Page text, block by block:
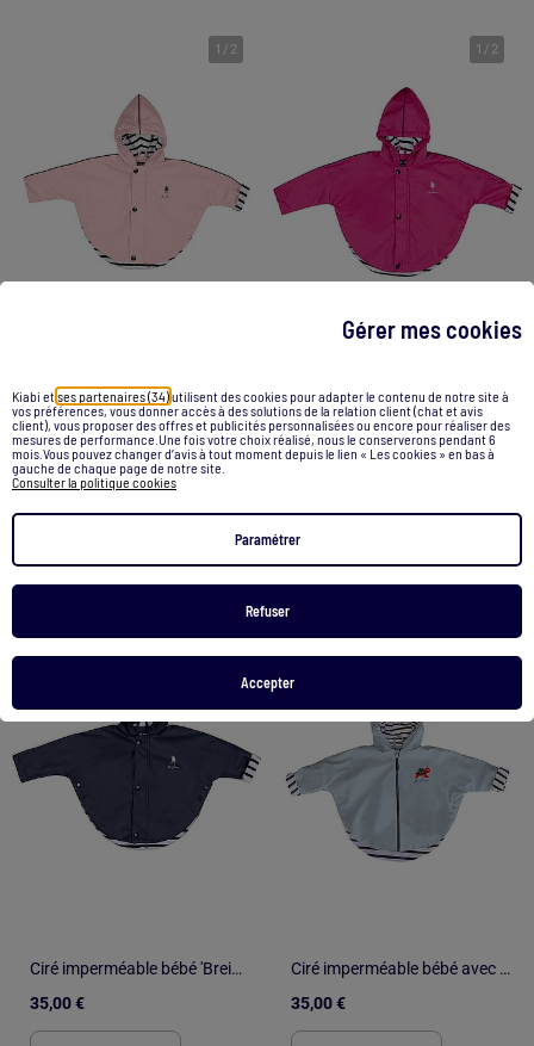
Gérer mes cookies
Kiabi etses partenaires (34)utilisent des cookies pour adapter le contenu de notre site à
vos préférences, vous donner accès à des solutions de la relation client (chat et avis
client), vous proposer des offres et publicités personnalisées ou encore pour réaliser des
mesures de performance.Une fois votre choix réalisé, nous le conserverons pendant 6
mois.Vous pouvez changer d’avis à tout moment depuis le lien « Les cookies » en bas à
gauche de chaque page de notre site.
Consulter la politique cookies
Paramétrer
Refuser
Accepter
1 / 2
Ciré imperméable bébé 'Breizh Ocean' avec Capuche, Poncho Intérieur rayé
35,00 €
Voir le produit
1 / 2
Ciré imperméable bébé 'Breizh Ocean' avec Capuche, Poncho Intérieur rayé
35,00 €
2 couleurs
Ciré imperméable bébé 'Breizh Ocean' avec Capuche, Poncho Intérieur rayé
35,00 €
Ciré imperméable bébé avec Capuche 'Breizh Ocean', Poncho Intérieur rayé avec Broderie
35,00 €